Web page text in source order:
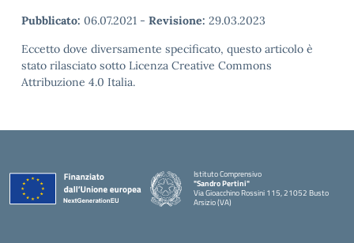
Pubblicato: 06.07.2021 - Revisione: 29.03.2023
Eccetto dove diversamente specificato, questo articolo è
stato rilasciato sotto Licenza Creative Commons
Attribuzione 4.0 Italia.
Istituto Comprensivo
"Sandro Pertini"
Via Gioacchino Rossini 115, 21052 Busto
Arsizio (VA)